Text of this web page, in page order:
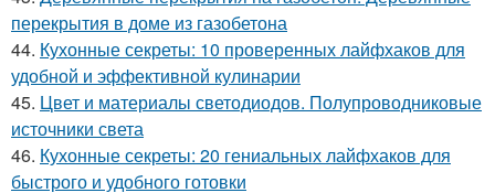
перекрытия в доме из газобетона
44. Кухонные секреты: 10 проверенных лайфхаков для
удобной и эффективной кулинарии
45. Цвет и материалы светодиодов. Полупроводниковые
источники света
46. Кухонные секреты: 20 гениальных лайфхаков для
быстрого и удобного готовки